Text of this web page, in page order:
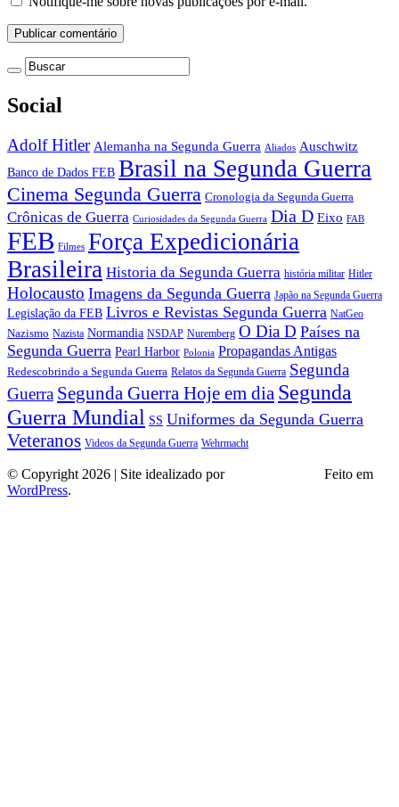
Social
Adolf Hitler Alemanha na Segunda Guerra Aliados Auschwitz
Banco de Dados FEB Brasil na Segunda Guerra
Cinema Segunda Guerra Cronologia da Segunda Guerra
Crônicas de Guerra Curiosidades da Segunda Guerra Dia D Eixo FAB
FEB Filmes Força Expedicionária
Brasileira Historia da Segunda Guerra história militar Hitler
Holocausto Imagens da Segunda Guerra Japão na Segunda Guerra
Legislação da FEB Livros e Revistas Segunda Guerra NatGeo
Nazismo Nazista Normandia NSDAP Nuremberg O Dia D Países na
Segunda Guerra Pearl Harbor Polonia Propagandas Antigas
Redescobrindo a Segunda Guerra Relatos da Segunda Guerra Segunda
Guerra Segunda Guerra Hoje em dia Segunda
Guerra Mundial SS Uniformes da Segunda Guerra
Veteranos Videos da Segunda Guerra Wehrmacht
© Copyright 2026 | Site idealizado por
Feito em
WordPress.